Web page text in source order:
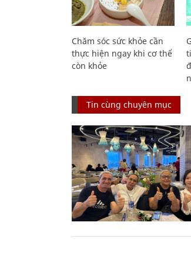
Chăm sóc sức khỏe cần
thực hiện ngay khi cơ thể
còn khỏe
Tin cùng chuyên mục